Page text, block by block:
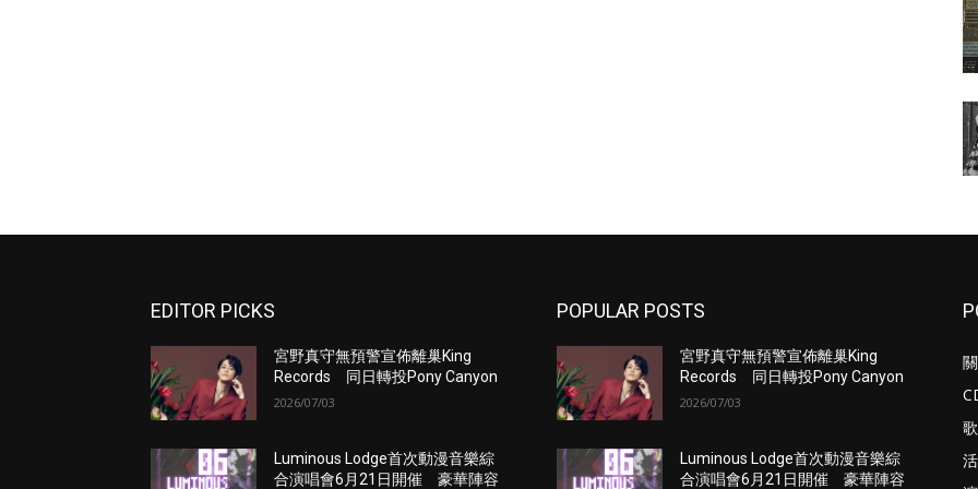
EDITOR PICKS
宮野真守無預警宣佈離巢King
Records 同日轉投Pony Canyon
2026/07/03
Luminous Lodge首次動漫音樂綜
合演唱會6月21日開催 豪華陣容
POPULAR POSTS
宮野真守無預警宣佈離巢King
Records 同日轉投Pony Canyon
2026/07/03
Luminous Lodge首次動漫音樂綜
合演唱會6月21日開催 豪華陣容